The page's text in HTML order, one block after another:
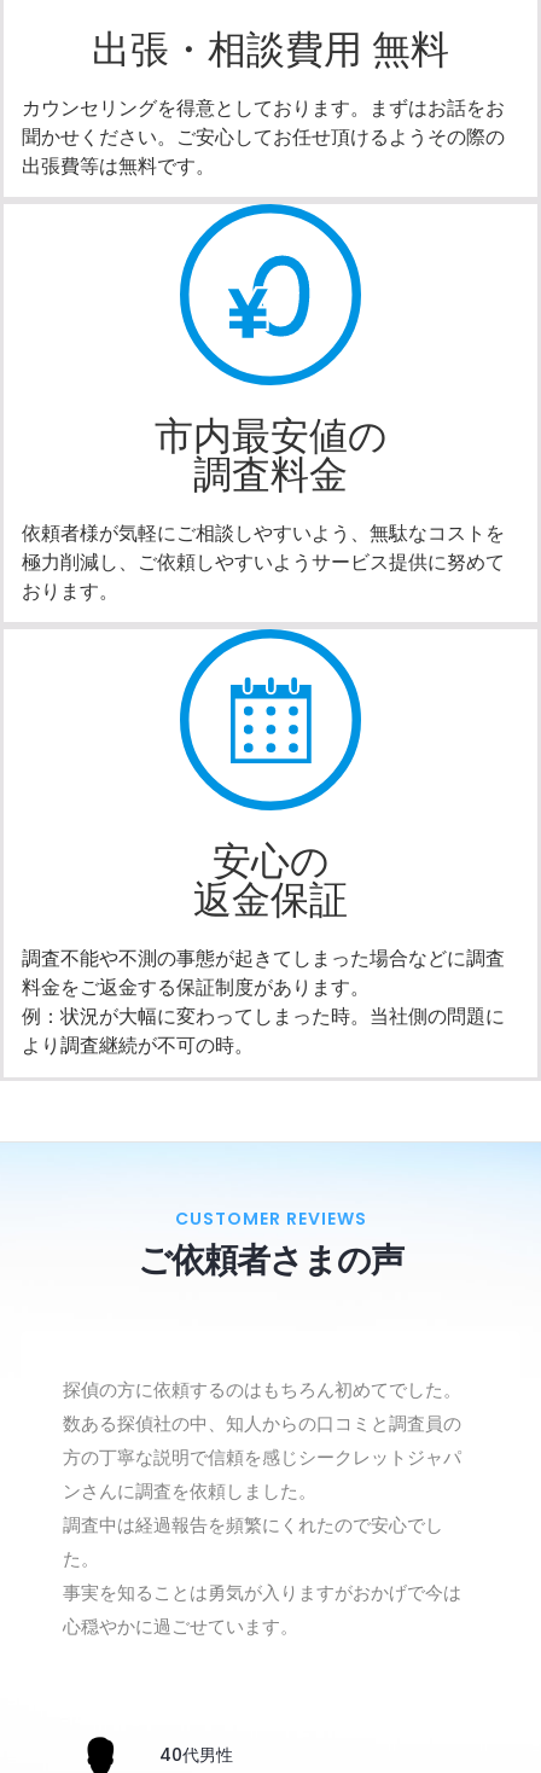
出張・相談費用 無料
カウンセリングを得意としております。まずはお話をお
聞かせください。ご安心してお任せ頂けるようその際の
出張費等は無料です。
市内最安値の
調査料金
依頼者様が気軽にご相談しやすいよう、無駄なコストを
極力削減し、ご依頼しやすいようサービス提供に努めて
おります。
安心の
返金保証
調査不能や不測の事態が起きてしまった場合などに調査
料金をご返金する保証制度があります。
例：状況が大幅に変わってしまった時。当社側の問題に
より調査継続が不可の時。
CUSTOMER REVIEWS
ご依頼者さまの声
探偵の方に依頼するのはもちろん初めてでした。
数ある探偵社の中、知人からの口コミと調査員の
方の丁寧な説明で信頼を感じシークレットジャパ
ンさんに調査を依頼しました。
調査中は経過報告を頻繁にくれたので安心でし
た。
事実を知ることは勇気が入りますがおかげで今は
心穏やかに過ごせています。
40代男性